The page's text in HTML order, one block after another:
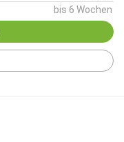
bis 6 Wochen